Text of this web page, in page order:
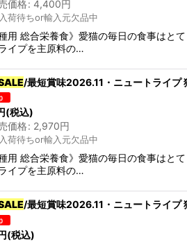
価格: 4,400円
荷待ちor輸入元欠品中
種用 総合栄養食》愛猫の毎日の食事はと
イプを主原料の…
/最短賞味2026.11・ニュートライ
(税込)
価格: 2,970円
荷待ちor輸入元欠品中
種用 総合栄養食》愛猫の毎日の食事はと
イプを主原料の…
/最短賞味2026.11・ニュートライ
(税込)